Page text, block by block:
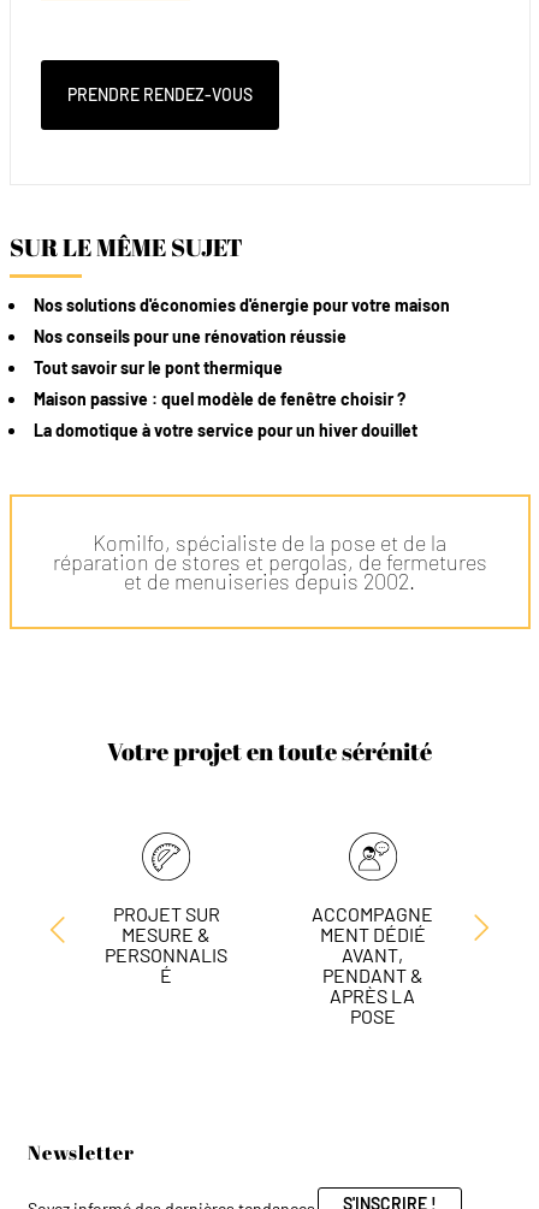
PRENDRE RENDEZ-VOUS
SUR LE MÊME SUJET
Nos solutions d'économies d'énergie pour votre maison
Nos conseils pour une rénovation réussie
Tout savoir sur le pont thermique
Maison passive : quel modèle de fenêtre choisir ?
La domotique à votre service pour un hiver douillet
Komilfo, spécialiste de la pose et de la
réparation de stores et pergolas, de fermetures
et de menuiseries depuis 2002.
Votre projet en toute sérénité
PROJET SUR
MESURE &
PERSONNALIS
É
ACCOMPAGNE
MENT DÉDIÉ
AVANT,
PENDANT &
APRÈS LA
POSE
Newsletter
S'INSCRIRE !